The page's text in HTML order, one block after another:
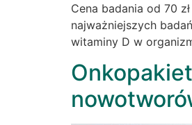
Cena badania od 70
najważniejszych
witaminy D w